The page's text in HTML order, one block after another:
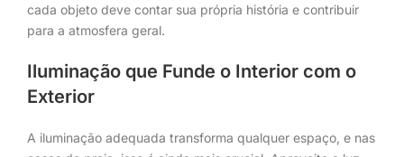
cada objeto deve contar sua própria história e contribuir
para a atmosfera geral.
Iluminação que Funde o Interior com o
Exterior
A iluminação adequada transforma qualquer espaço, e nas